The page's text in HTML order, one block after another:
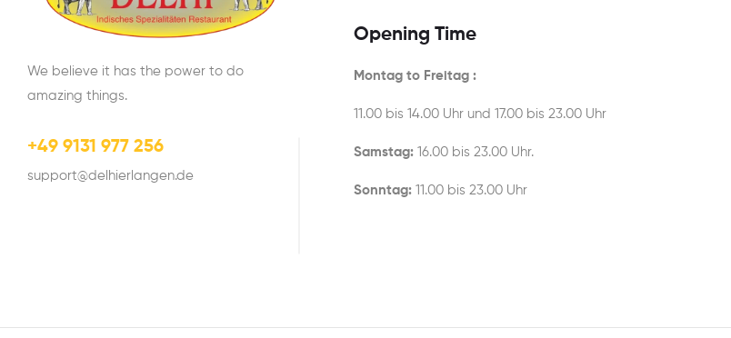
We believe it has the power to do
amazing things.
+49 9131 977 256
support@delhierlangen.de
Opening Time
Montag to Freitag :
11.00 bis 14.00 Uhr und 17.00 bis 23.00 Uhr
Samstag:16.00 bis 23.00 Uhr.
Sonntag:11.00 bis 23.00 Uhr